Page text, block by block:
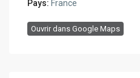
Pays: France
Ouvrir dans Google Maps